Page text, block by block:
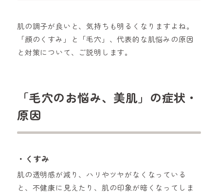
肌の調子が良いと、気持ちも明るくなりますよね。
「顔のくすみ」と「毛穴」、代表的な肌悩みの原因
と対策について、ご説明します。
「毛穴のお悩み、美肌」の症状・
原因
・くすみ
肌の透明感が減り、ハリやツヤがなくなっている
と、不健康に見えたり、肌の印象が暗くなってしま